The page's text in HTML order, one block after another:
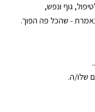
גוף ונפש,
- שהכל פה הפוך.
שלו/ה.